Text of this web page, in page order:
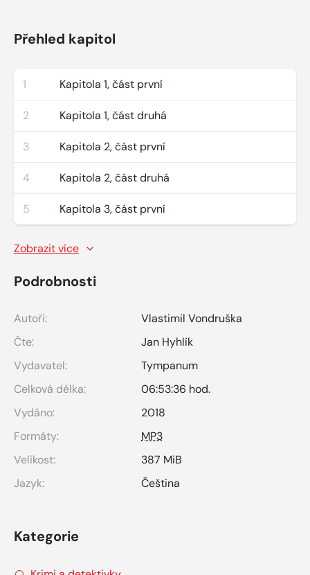
Přehled kapitol
1 Kapitola 1, část první
2 Kapitola 1, část druhá
3 Kapitola 2, část první
4 Kapitola 2, část druhá
5 Kapitola 3, část první
Zobrazit více
Podrobnosti
Autoři:
Vlastimil Vondruška
Čte:
Jan Hyhlík
Vydavatel:
Tympanum
Celková délka:
06:53:36 hod.
Vydáno:
2018
Formáty:
MP3
Velikost:
387 MiB
Jazyk:
Čeština
Kategorie